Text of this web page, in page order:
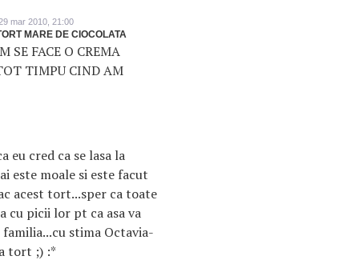
mar 2010, 21:00
MARE DE CIOCOLATA
SE FACE O CREMA
TIMPU CIND AM
eu cred ca se lasa la
este moale si este facut
acest tort...sper ca toate
cu picii lor pt ca asa va
stima Octavia-
tort ;) :*